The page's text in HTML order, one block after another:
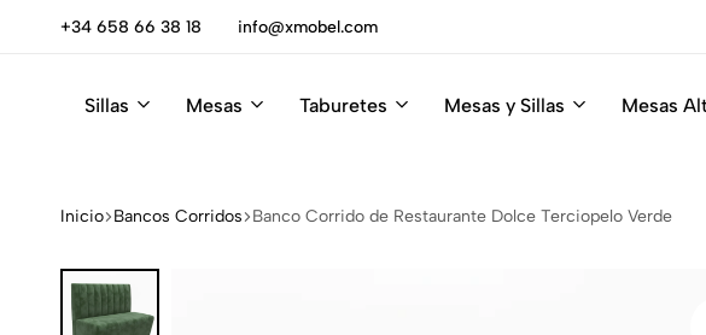
+34 658 66 38 18 info@xmobel.com
Sillas Mesas Taburetes Mesas y Sillas Mesas
Inicio Bancos Corridos Banco Corrido de Restaurante Dolce Terciopelo Verde